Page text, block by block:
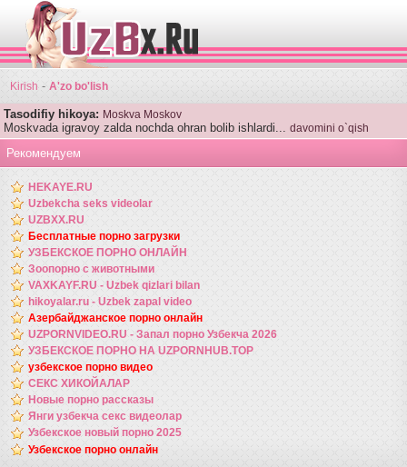
Kirish - A'zo bo'lish
Tasodifiy hikoya: Moskva Moskov
Moskvada igravoy zalda nochda ohran bolib ishlardi... davomini o`qish
Рекомендуем
HEKAYE.RU
Uzbekcha seks videolar
UZBXX.RU
Бесплатные порно загрузки
УЗБЕКСКОЕ ПОРНО ОНЛАЙН
Зоопорно с животными
VAXKAYF.RU - Uzbek qizlari bilan
hikoyalar.ru - Uzbek zapal video
Азербайджанское порно онлайн
UZPORNVIDEO.RU - Запал порно Узбекча 2026
УЗБЕКСКОЕ ПОРНО НА UZPORNHUB.TOP
узбекское порно видео
СЕКС ХИКОЙАЛАР
Новые порно рассказы
Янги узбекча секс видеолар
Узбекское новый порно 2025
Узбекское порно онлайн